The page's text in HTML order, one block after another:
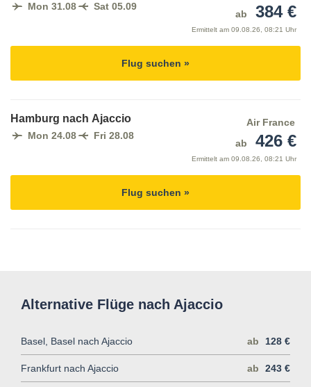
Mon 31.08 Sat 05.09
ab
384 €
Ermittelt am 09.08.26, 08:21 Uhr
Flug suchen »
Hamburg nach Ajaccio
Mon 24.08 Fri 28.08
Air France
ab
426 €
Ermittelt am 09.08.26, 08:21 Uhr
Flug suchen »
Alternative Flüge nach Ajaccio
Basel, Basel nach Ajaccio ab 128 €
Frankfurt nach Ajaccio ab 243 €